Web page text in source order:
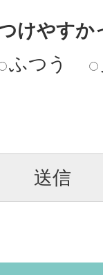
けやすか
ふつう